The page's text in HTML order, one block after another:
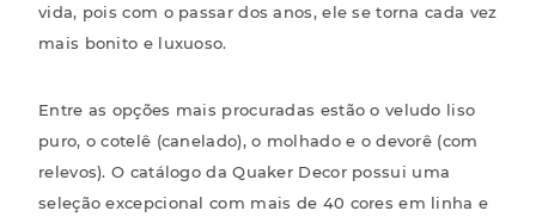
vida, pois com o passar dos anos, ele se torna cada vez
mais bonito e luxuoso.
Entre as opções mais procuradas estão o veludo liso
puro, o cotelê (canelado), o molhado e o devorê (com
relevos). O catálogo daQuaker Decorpossui uma
seleção excepcional com mais de 40 cores em linha e